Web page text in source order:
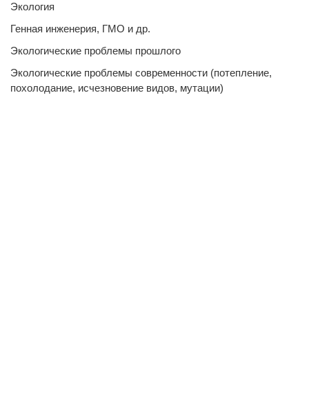
Экология
Генная инженерия, ГМО и др.
Экологические проблемы прошлого
Экологические проблемы современности (потепление,
похолодание, исчезновение видов, мутации)